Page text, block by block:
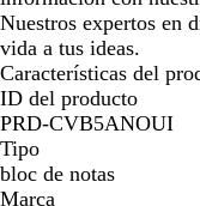
Nuestros expertos en
vida a tus ideas.
Características del
ID del producto
PRD-CVB5ANOUI
Tipo
bloc de notas
Marca